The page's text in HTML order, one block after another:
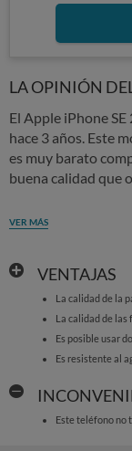
LA OPINIÓN
El Apple iPhone
hace 3 años. Este
es muy barato
buena calidad que
VER MÁS
VENTAJAS
La calidad de la
La calidad de las
Es posible usar
Es resistente al
Este teléfono no